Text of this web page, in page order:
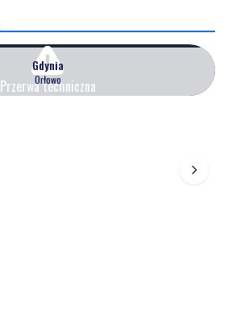
Przerwa techniczna
Gdynia
Orłowo